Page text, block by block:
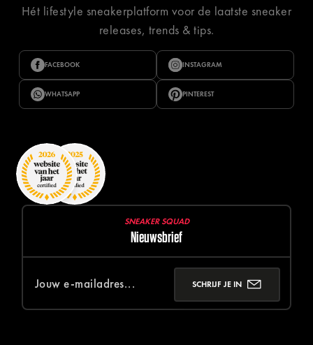
Hét lifestyle sneakerplatform voor de laatste sneaker
releases, trends & tips.
FACEBOOK INSTAGRAM
WHATSAPP PINTEREST
SNEAKER SQUAD
Nieuwsbrief
SCHRIJF JE IN